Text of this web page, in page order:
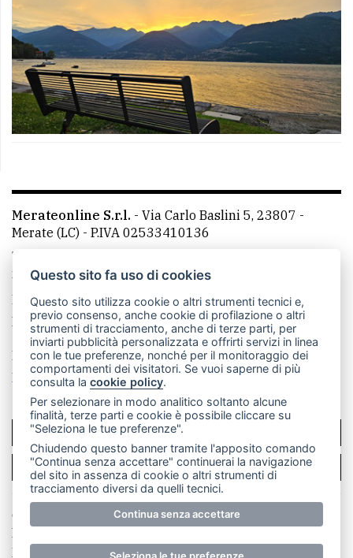
Merateonline S.r.l. - Via Carlo Baslini 5, 23807 -
Merate (LC) - P.IVA 02533410136
Telefono:
mail: redazione@leccoonline.com
La redazione
MerateOnline CasateOnline
RSS
Made by VIP
Privacy policy
Cookie policy
Rivedi le tue scelte sui cookie
SCRIVICI
PER LA TUA PUBBLICITÀ
© Copyright Merateonline S.r.l. - Tutti i diritti riservati.
E' proibita la riproduzione e pubblicazione anche
parziale di testi, articoli e immagini senza la
Questo sito fa uso di cookies
Questo sito utilizza cookie o altri strumenti tecnici e,
previo consenso, anche cookie di profilazione o altri
strumenti di tracciamento, anche di terze parti, per
inviarti pubblicità personalizzata e offrirti servizi in linea
con le tue preferenze, nonché per il monitoraggio dei
comportamenti dei visitatori. Se vuoi saperne di più
consulta lacookie policy.
Per selezionare in modo analitico soltanto alcune
finalità, terze parti e cookie è possibile cliccare su
"Seleziona le tue preferenze".
Chiudendo questo banner tramite l'apposito comando
"Continua senza accettare" continuerai la navigazione
del sito in assenza di cookie o altri strumenti di
tracciamento diversi da quelli tecnici.
Continua senza accettare